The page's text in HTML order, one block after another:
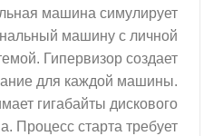
машина симулирует
машину с личной
Гипервизор создает
для каждой машины.
гигабайты дискового
Процесс старта требует